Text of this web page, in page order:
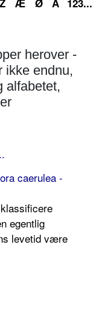
herover -
ikke endnu,
alfabetet,
caerulea -
egentlig
levetid være